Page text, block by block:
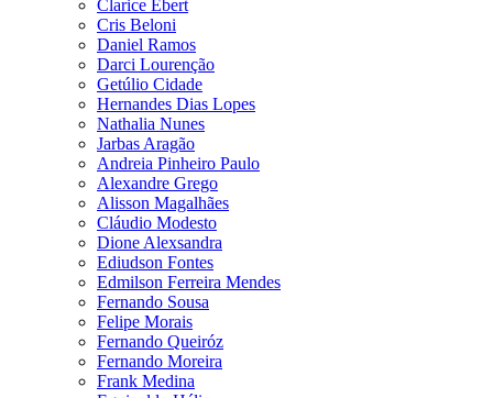
Clarice Ebert
Cris Beloni
Daniel Ramos
Darci Lourenção
Getúlio Cidade
Hernandes Dias Lopes
Nathalia Nunes
Jarbas Aragão
Andreia Pinheiro Paulo
Alexandre Grego
Alisson Magalhães
Cláudio Modesto
Dione Alexsandra
Ediudson Fontes
Edmilson Ferreira Mendes
Fernando Sousa
Felipe Morais
Fernando Queiróz
Fernando Moreira
Frank Medina